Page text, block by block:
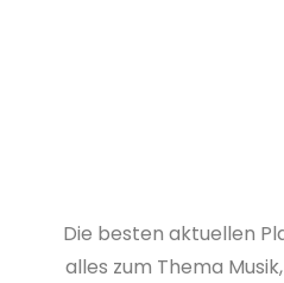
Die besten aktuellen
alles zum Thema